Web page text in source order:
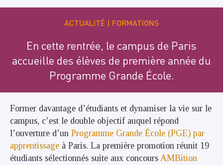
ACTUALITÉ FORMATIONS
En cette rentrée, le campus de Paris
accueille des élèves de première année du
Programme Grande École.
Former davantage d’étudiants et dynamiser la vie sur le
campus, c’est le double objectif auquel répond
l’ouverture d’un Programme Grande École (PGE) par
apprentissage à Paris. La première promotion réunit 19
étudiants sélectionnés suite aux concours AMBition